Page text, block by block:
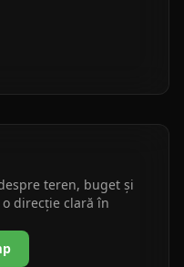
teren, buget și
direcție clară în